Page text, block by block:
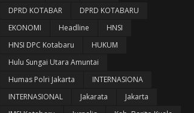
DPRD KOTABAR
DPRD KOTABARU
EKONOMI
Headline
HNSI
HNSI DPC Kotabaru
HUKUM
Hulu Sungai Utara Amuntai
Humas Polri Jakarta
INTERNASIONA
INTERNASIONAL
Jakarata
Jakarta